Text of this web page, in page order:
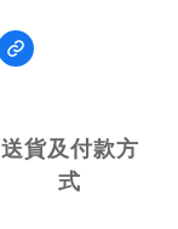
送貨及付款方
式